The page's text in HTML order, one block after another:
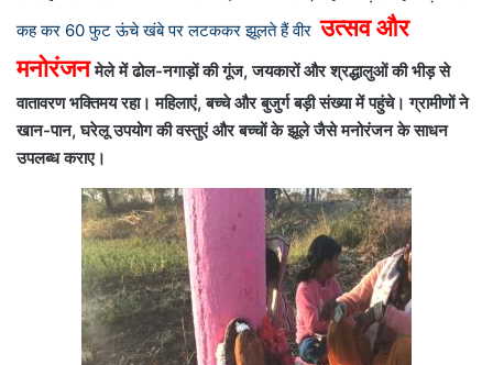
कह कर 60 फुट ऊंचे खंबे पर लटककर झूलते हैं वीर उत्सव और
मनोरंजन मेले में ढोल-नगाड़ों की गूंज, जयकारों और श्रद्धालुओं की भीड़ से
वातावरण भक्तिमय रहा। महिलाएं, बच्चे और बुजुर्ग बड़ी संख्या में पहुंचे।ग्रामीणों ने
खान-पान, घरेलू उपयोग की वस्तुएं और बच्चों के झूले जैसे मनोरंजन के साधन
उपलब्ध कराए।